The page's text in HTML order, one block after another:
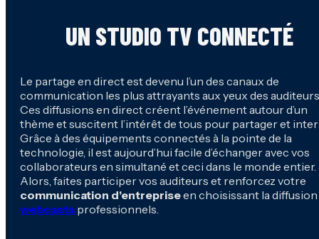
UN STUDIO TV CONNECTÉ
Le partage en direct est devenu l’un des canaux de
communication les plus attrayants aux yeux des
Ces diffusions en direct créent l’événement autour d’un
thème et suscitent l’intérêt de tous pour partager et
Grâce à des équipements connectés à la pointe de la
technologie, il est aujourd’hui facile d’échanger avec vos
collaborateurs en simultané et ceci dans le monde entier.
Alors, faites participer vos auditeurs et renforcez votre
communication d'entrepriseen choisissant la diffusion
webcasts professionnels.